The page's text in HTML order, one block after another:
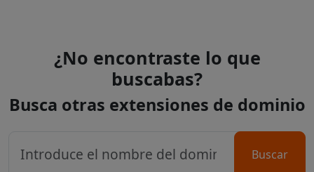
¿No encontraste lo que
buscabas?
Busca otras extensiones de dominio
Buscar